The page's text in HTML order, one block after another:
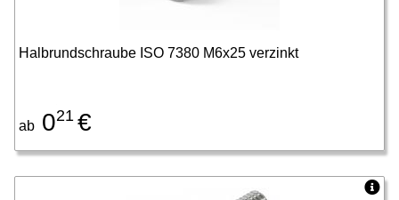
Halbrundschraube ISO 7380 M6x25 verzinkt
ab 021 €